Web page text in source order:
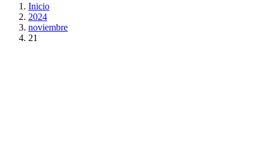
Inicio
2024
noviembre
21